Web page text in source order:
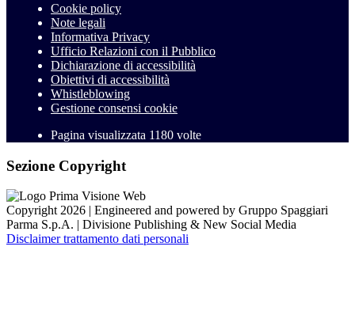
Cookie policy
Note legali
Informativa Privacy
Ufficio Relazioni con il Pubblico
Dichiarazione di accessibilità
Obiettivi di accessibilità
Whistleblowing
Gestione consensi cookie
Pagina visualizzata 1180 volte
Sezione Copyright
Copyright 2026 | Engineered and powered by Gruppo Spaggiari
Parma S.p.A. | Divisione Publishing & New Social Media
Disclaimer trattamento dati personali